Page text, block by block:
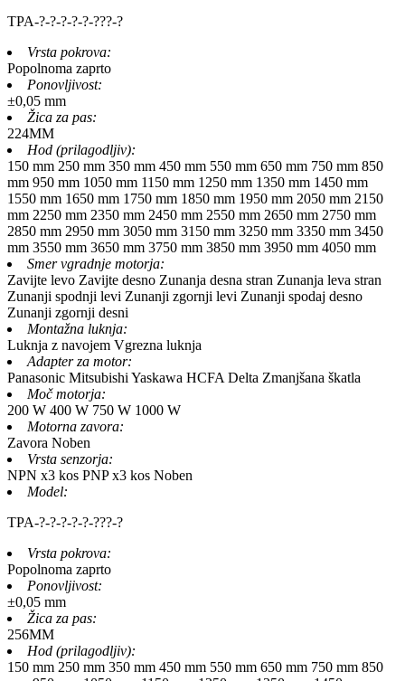
TPA-?-?-?-?-?-???-?
Vrsta pokrova:
Popolnoma zaprto
Ponovljivost:
±0,05 mm
Žica za pas:
224MM
Hod (prilagodljiv):
150 mm 250 mm 350 mm 450 mm 550 mm 650 mm 750 mm 850
mm 950 mm 1050 mm 1150 mm 1250 mm 1350 mm 1450 mm
1550 mm 1650 mm 1750 mm 1850 mm 1950 mm 2050 mm 2150
mm 2250 mm 2350 mm 2450 mm 2550 mm 2650 mm 2750 mm
2850 mm 2950 mm 3050 mm 3150 mm 3250 mm 3350 mm 3450
mm 3550 mm 3650 mm 3750 mm 3850 mm 3950 mm 4050 mm
Smer vgradnje motorja:
Zavijte levo Zavijte desno Zunanja desna stran Zunanja leva stran
Zunanji spodnji levi Zunanji zgornji levi Zunanji spodaj desno
Zunanji zgornji desni
Montažna luknja:
Luknja z navojem Vgrezna luknja
Adapter za motor:
Panasonic Mitsubishi Yaskawa HCFA Delta Zmanjšana škatla
Moč motorja:
200 W 400 W 750 W 1000 W
Motorna zavora:
Zavora Noben
Vrsta senzorja:
NPN x3 kos PNP x3 kos Noben
Model:
TPA-?-?-?-?-?-???-?
Vrsta pokrova:
Popolnoma zaprto
Ponovljivost:
±0,05 mm
Žica za pas:
256MM
Hod (prilagodljiv):
150 mm 250 mm 350 mm 450 mm 550 mm 650 mm 750 mm 850